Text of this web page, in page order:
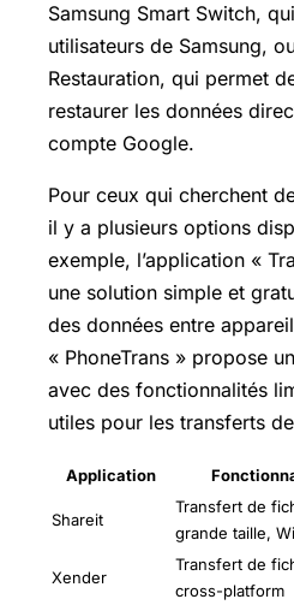
Samsung Smart Switch,
utilisateurs de Samsung,
Restauration, qui permet
restaurer les données
compte Google.
Pour ceux qui cherchent
il y a plusieurs options
exemple, l’application «
une solution simple et
des données entre
« PhoneTrans » propose
avec des fonctionnalités
utiles pour les transferts
Application
Shareit
Transfert de
grande taille,
Xender
Transfert de
cross-platform